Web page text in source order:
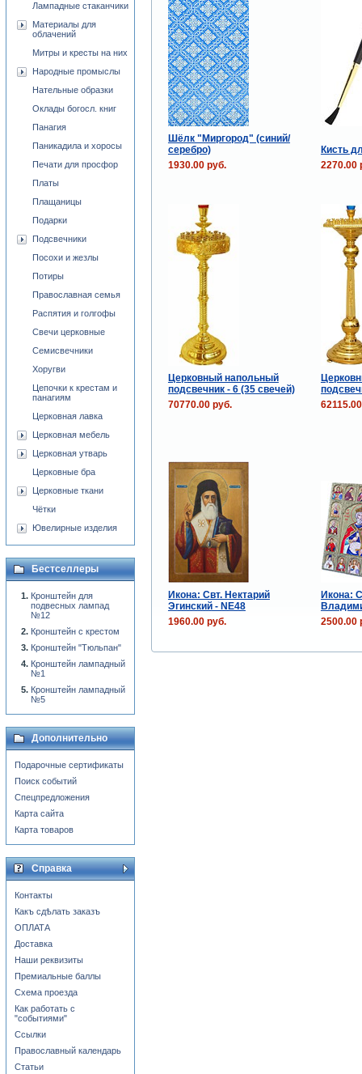
Шёлк "Миргород" (синий/
серебро)
Кисть
1930.00 руб.
2270.00
Церковный напольный
подсвечник - 6 (35 свечей)
70770.00 руб.
Икона: Свт. Нектарий
Эгинский - NE48
Икона:
1960.00 руб.
2500.00
Лампадные стаканчики
Материалы для
облачений
Митры и кресты на них
Народные промыслы
Нательные образки
Оклады богосл. книг
Панагия
Паникадила и хоросы
Печати для просфор
Платы
Плащаницы
Подарки
Подсвечники
Посохи и жезлы
Потиры
Православная семья
Распятия и голгофы
Свечи церковные
Семисвечники
Хоругви
Цепочки к крестам и
панагиям
Церковная лавка
Церковная мебель
Церковная утварь
Церковные бра
Церковные ткани
Чётки
Ювелирные изделия
Бестселлеры
Кронштейн для
подвесных лампад
№12
Кронштейн с крестом
Кронштейн "Тюльпан"
Кронштейн лампадный
№1
Кронштейн лампадный
№5
Дополнительно
Подарочные сертификаты
Поиск событий
Спецпредложения
Карта сайта
Карта товаров
Справка
Контакты
Какъ сдѣлать заказъ
ОПЛАТА
Доставка
Наши реквизиты
Премиальные баллы
Схема проезда
Как работать с
"событиями"
Ссылки
Православный календарь
Статьи